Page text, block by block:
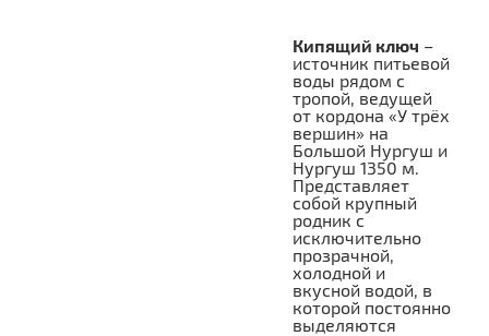
Кипящий ключ –
источник питьевой
воды рядом с
тропой, ведущей
от кордона «У трёх
вершин» на
Большой Нургуш и
Нургуш1350 м.
Представляет
собой крупный
родник с
исключительно
прозрачной,
холодной и
вкусной водой, в
которой постоянно
выделяются